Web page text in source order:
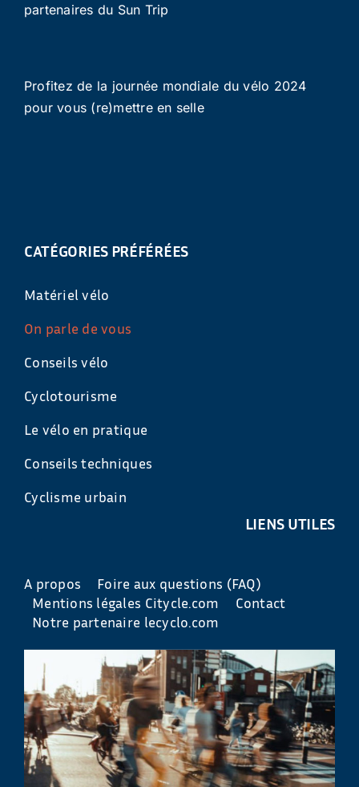
partenaires du Sun Trip
Profitez de la journée mondiale du vélo 2024
pour vous (re)mettre en selle
CATÉGORIES PRÉFÉRÉES
Matériel vélo
On parle de vous
Conseils vélo
Cyclotourisme
Le vélo en pratique
Conseils techniques
Cyclisme urbain
LIENS UTILES
A propos
Foire aux questions (FAQ)
Mentions légales Citycle.com
Contact
Notre partenaire lecyclo.com